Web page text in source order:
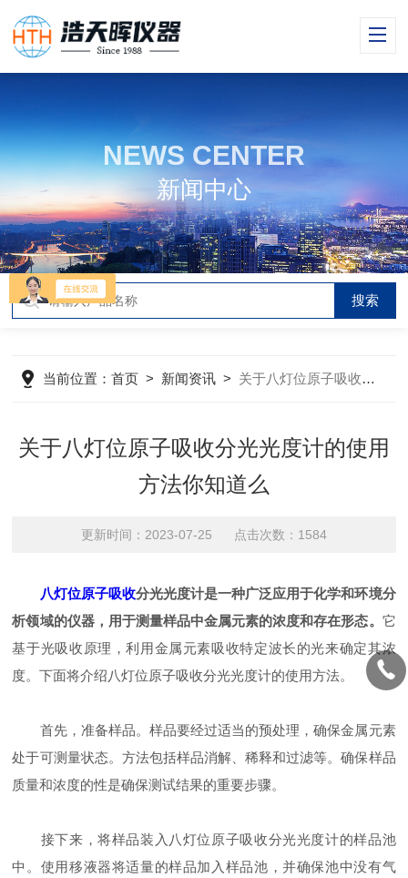
NEWS CENTER
新闻中心
当前位置：首页 > 新闻资讯 > 关于八灯位原子吸收分光光度计的使用方法你知道么
关于八灯位原子吸收分光光度计的使用
方法你知道么
更新时间：2023-07-25 点击次数：1584
八灯位原子吸收分光光度计是一种广泛应用于化学和环境分
析领域的仪器，用于测量样品中金属元素的浓度和存在形态。 它
基于光吸收原理，利用金属元素吸收特定波长的光来确定其浓
度。下面将介绍八灯位原子吸收分光光度计的使用方法。
首先，准备样品。样品要经过适当的预处理，确保金属元素
处于可测量状态。方法包括样品消解、稀释和过滤等。确保样品
质量和浓度的性是确保测试结果的重要步骤。
接下来，将样品装入八灯位原子吸收分光光度计的样品池
中。使用移液器将适量的样品加入样品池，并确保池中没有气